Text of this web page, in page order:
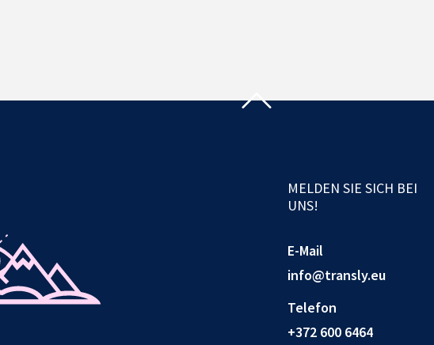
MELDEN SIE SICH BEI
UNS!
E-Mail
info@transly.eu
Telefon
+372 600 6464